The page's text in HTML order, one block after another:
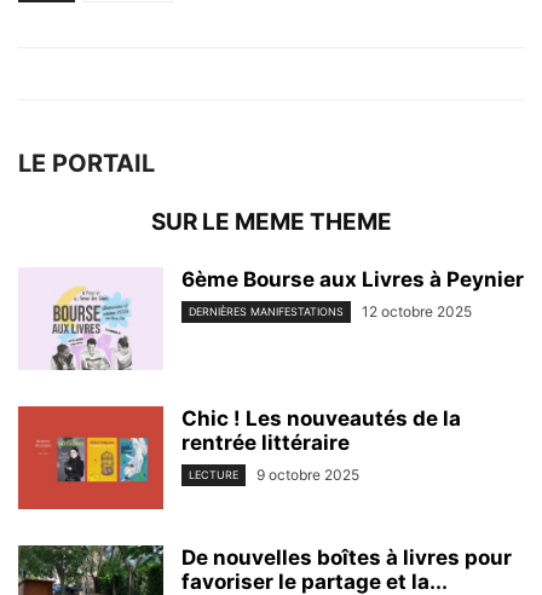
LE PORTAIL
SUR LE MEME THEME
6ème Bourse aux Livres à Peynier
DERNIÈRES MANIFESTATIONS 12 octobre 2025
Chic ! Les nouveautés de la
rentrée littéraire
LECTURE 9 octobre 2025
De nouvelles boîtes à livres pour
favoriser le partage et la...